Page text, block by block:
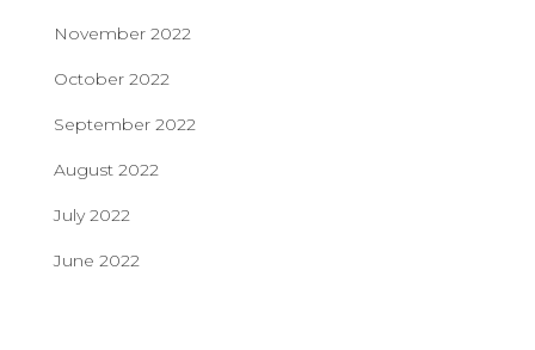
November 2022
October 2022
September 2022
August 2022
July 2022
June 2022